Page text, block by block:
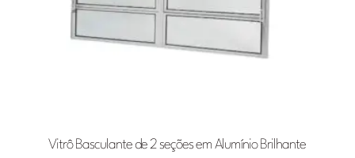
Vitrô Basculante de 2 seções em Alumínio Brilhante